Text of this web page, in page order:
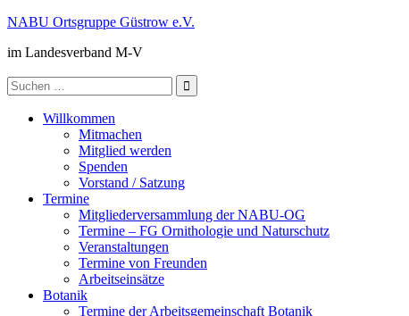
Zum
springen
NABU Ortsgruppe Güstrow e.V.
im Landesverband M-V
Suche
nach:
Willkommen
Mitmachen
Mitglied werden
Spenden
Vorstand / Satzung
Termine
Mitgliederversammlung der NABU-OG
Termine – FG Ornithologie und Naturschutz
Veranstaltungen
Termine von Freunden
Arbeitseinsätze
Botanik
Termine der Arbeitsgemeinschaft Botanik